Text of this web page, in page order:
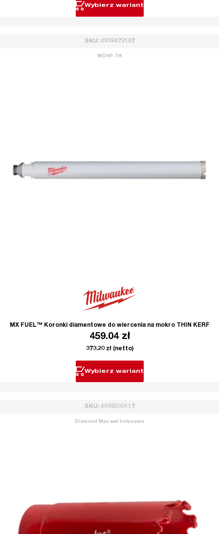
Wybierz wariant
SKU: 4932472167
WCHP-TK
MX FUEL™ Koronki diamentowe do wiercenia na mokro THIN KERF
459.04 zł
373.20 zł(netto)
Wybierz wariant
SKU: 4932500117
Diamond Max wet holesaws